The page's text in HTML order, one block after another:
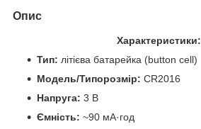
Опис
Характеристики:
Тип: літієва батарейка (button cell)
Модель/Типорозмір: CR2016
Напруга: 3 В
Ємність: ~90 мА·год